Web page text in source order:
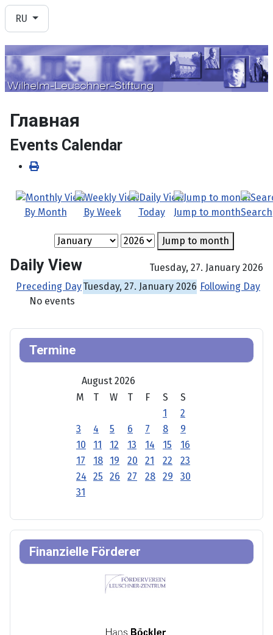
Выберите язык
RU
Главная
Events Calendar
By Month By Week Today Jump to monthSearch
Jump to month
Daily View
Tuesday, 27. January 2026
Preceding DayTuesday, 27. January 2026 Following Day
No events
Termine
August 2026
M
T W T F S
S
1
2
3
4 5 6 7 8
9
10
11 12 13 14 15
16
17
18 19 20 21 22
23
24
25 26 27 28 29
30
31
Finanzielle Förderer